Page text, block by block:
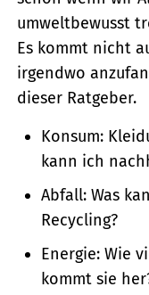
umweltbewusst
Es kommt nicht
irgendwo
dieser Ratgeber.
Konsum:
kann ich
Abfall: Was
Recycling?
Energie: Wie
kommt sie